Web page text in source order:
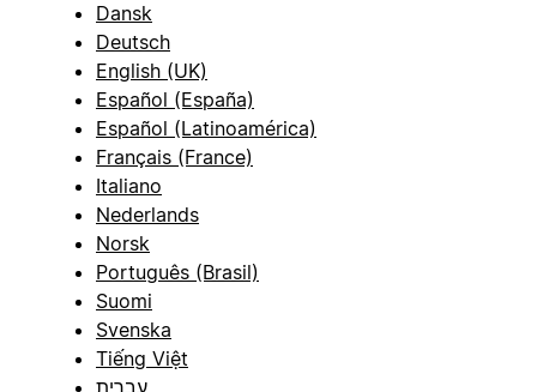
Dansk
Deutsch
English (UK)
Español (España)
Español (Latinoamérica)
Français (France)
Italiano
Nederlands
Norsk
Português (Brasil)
Suomi
Svenska
Tiếng Việt